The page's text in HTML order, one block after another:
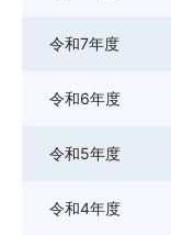
令和7年度
令和6年度
令和5年度
令和4年度